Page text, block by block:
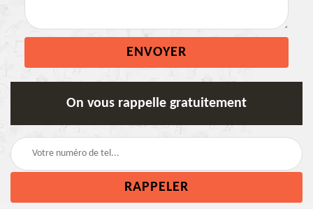
On vous rappelle gratuitement